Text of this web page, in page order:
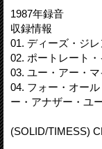
1987年録音
収録情報
01. ディーズ・ジレ
02. ポートレート
03. ユー・アー・
04. フォー・オー
ー・アナザー・ユ
(SOLID/TIMESS)